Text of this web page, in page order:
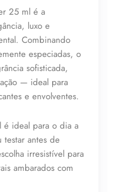
Lucre atéR$36,90
25 ml é a
luxo e
Combinando
especiadas, o
sofisticada,
— ideal para
e envolventes.
é ideal para o dia a
antes de
irresistível para
ambarados com